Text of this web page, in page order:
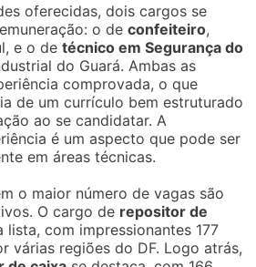
oferecidas, dois cargos se
o deconfeiteiro,
e o detécnico em Segurança do
do Guará. Ambas as
comprovada, o que
de um currículo bem estruturado
ao se candidatar. A
é um aspecto que pode ser
em áreas técnicas.
o maior número de vagas são
O cargo de repositor de
lista, com impressionantes 177
várias regiões do DF. Logo atrás,